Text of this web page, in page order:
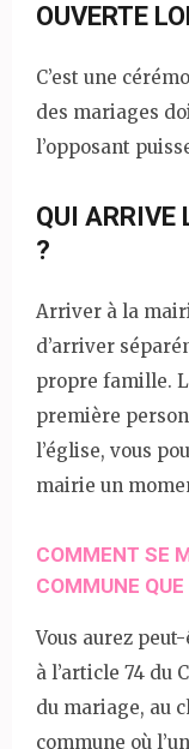
OUVERTE
C’est une
des mariages
l’opposant
QUI ARRIVE
?
Arriver à la
d’arriver
propre famille.
première
l’église, vous
mairie un
COMMENT SE
COMMUNE
Vous aurez
à l’article 74 du
du mariage, au
commune où